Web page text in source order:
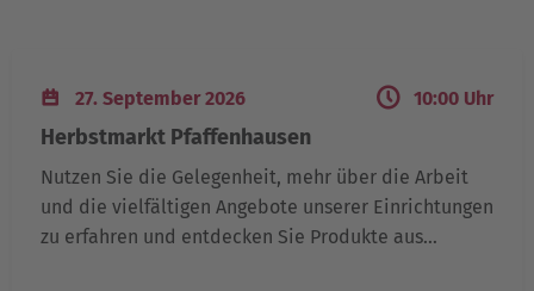
27. September 2026 10:00 Uhr
Herbstmarkt Pfaffenhausen
Nutzen Sie die Gelegenheit, mehr über die Arbeit
und die vielfältigen Angebote unserer Einrichtungen
zu erfahren und entdecken Sie Produkte aus…